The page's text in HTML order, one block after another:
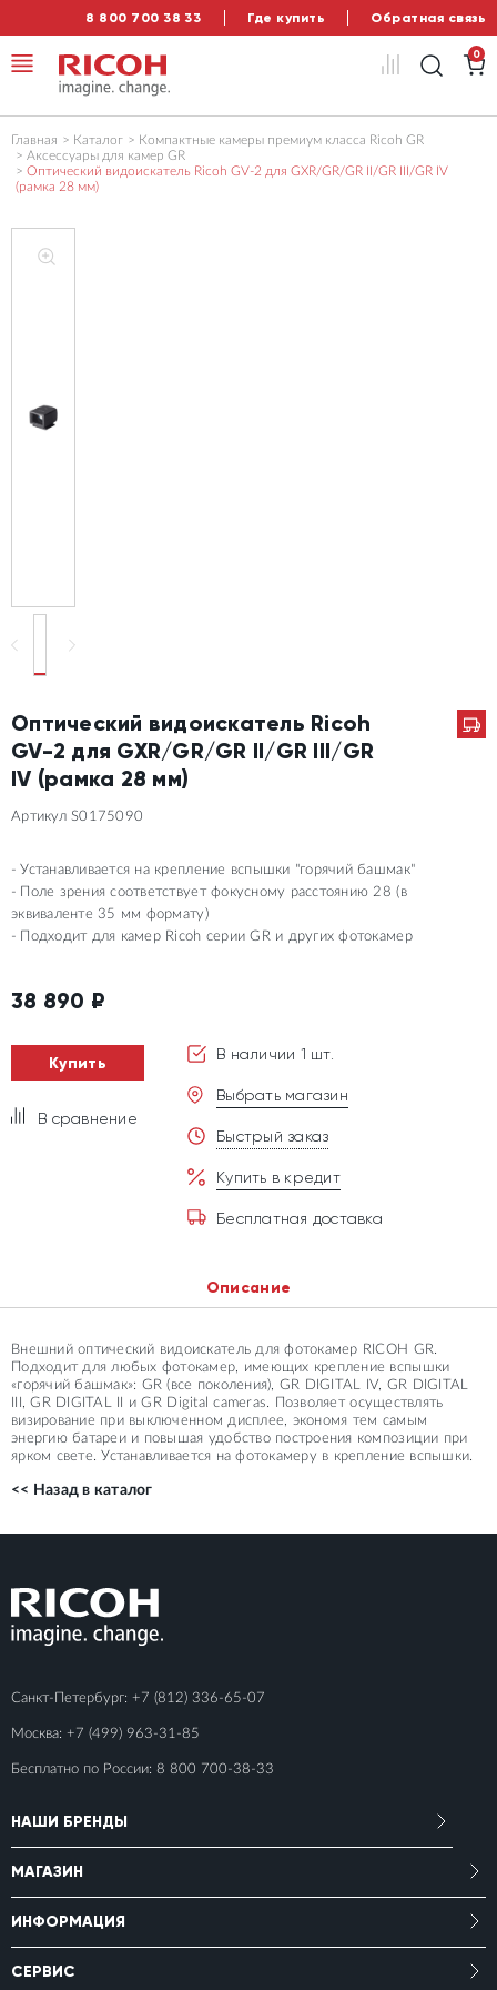
8 800 700 38 33 Где купить Обратная связь
0
Главная Каталог
Компактные камеры премиум класса Ricoh GR
Аксессуары для камер GR
Оптический видоискатель Ricoh GV-2 для GXR/GR/GR II/GR III/GR IV
(рамка 28 мм)
Оптический видоискатель Ricoh
GV-2 для GXR/GR/GR II/GR III/GR
IV (рамка 28 мм)
Артикул S0175090
Устанавливается на крепление вспышки "горячий башмак"
Поле зрения соответствует фокусному расстоянию 28 (в
эквиваленте 35 мм формату)
Подходит для камер Ricoh серии GR и других фотокамер
38 890 ₽
Купить
В сравнение
В наличии 1 шт.
Выбрать магазин
Быстрый заказ
Купить в кредит
Бесплатная доставка
Описание
Внешний оптический видоискатель для фотокамер RICOH GR.
Подходит для любых фотокамер, имеющих крепление вспышки
«горячий башмак»: GR (все поколения), GR DIGITAL IV, GR DIGITAL
III, GR DIGITAL II и GR Digital cameras. Позволяет осуществлять
визирование при выключенном дисплее, экономя тем самым
энергию батареи и повышая удобство построения композиции при
ярком свете. Устанавливается на фотокамеру в крепление вспышки.
<< Назад в каталог
Санкт-Петербург: +7 (812) 336-65-07
Москва: +7 (499) 963-31-85
Бесплатно по России: 8 800 700-38-33
НАШИ БРЕНДЫ
МАГАЗИН
ИНФОРМАЦИЯ
СЕРВИС